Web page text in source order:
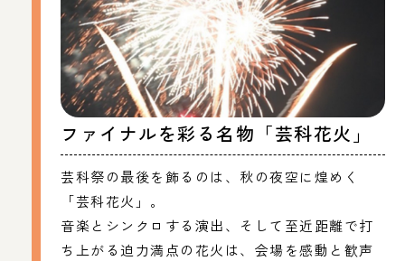
ファイナルを彩る名物「芸科花火」
芸科祭の最後を飾るのは、秋の夜空に煌めく
「芸科花火」。
音楽とシンクロする演出、そして至近距離で打
ち上がる迫力満点の花火は、会場を感動と歓声